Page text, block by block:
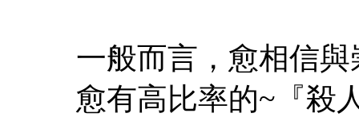
一般而言，愈相信
愈有高比率的~『殺